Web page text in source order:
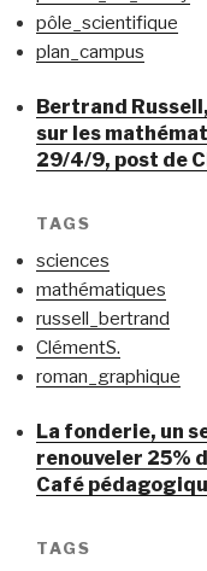
pôle_scientifique
plan_campus
Bertrand
sur les
29/4/9, post de
TAGS
sciences
mathématiques
russell_bertrand
ClémentS.
roman_graphique
La fonderie, un
renouveler 25%
Café
TAGS